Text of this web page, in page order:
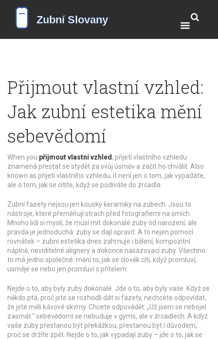
Přijmout vlastní vzhled:
Jak zubní estetika mění
sebevědomí
When you přijmout vlastní vzhled, přijetí vlastního vzhledu
znamená přestat se stydět za svůj úsměv a začít ho chválit . Also
known as přijetí vlastního vzhledu, itnení jen o tom, jak vypadáte,
ale o tom, jak se cítíte, když se podíváte do zrcadla
Zubnífazetynejsou jen kousky keramiky na zubech. Jsou to
nástroje, které přeměňují strach před fotografiemi na smích.
Mnoho lidí si myslí, že musí mít dokonalé zuby od narození, ale
pravda je jednoduchá: zuby se dají opravit. A to nejen pomocí
rovnátek – zubní estetika dnes zahrnuje i bělení, kompozitní
náplně, neviditelné alignery a dokonce nasazovací zuby. Všechno
to má jedno společné: mění to, jak se člověk cítí, když promluví,
usměje se nebo jen promluví s přítelem.
Nejde o to, aby byly zuby dokonalé. Jde o to, aby byly vaše. Když se
někdo ptá, proč jste se rozhodli dát si fazety, nechcete odpovídat,
že jste měli kávové skvrny. Chcete odpovědět: „Už jsem se nebojel
zasmát.“sebevědomíse nebuduje v gyms, ale v zrcadlech. A když
vaše zuby přestanou být překážkou, přestanou být i důvodem,
proč se držíte zpět. Nejde o to, jak vypadají zuby – jde o to, jak se